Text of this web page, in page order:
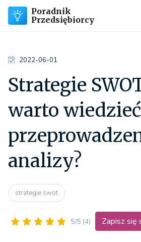
Poradnik
Przedsiębiorcy
2022-06-01
Strategie
warto
analizy?
strategie swot
5/5 (4) Zapisz